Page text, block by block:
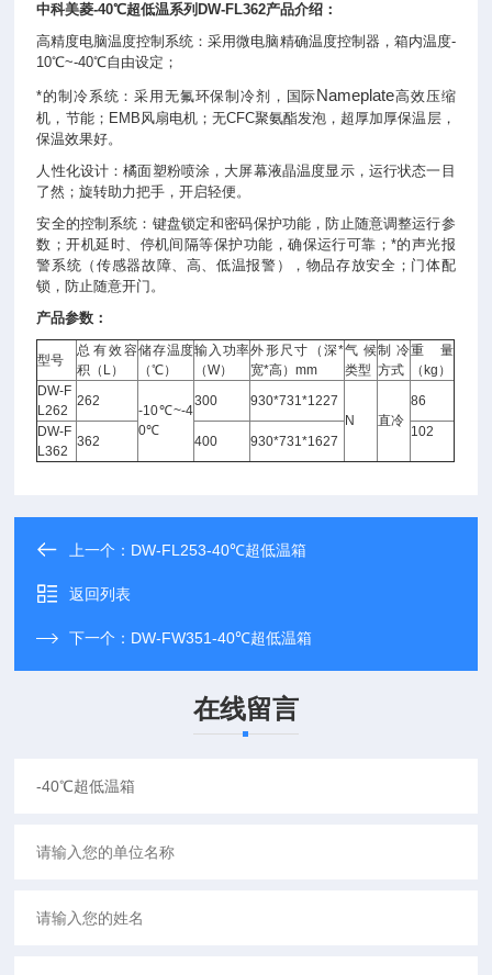
中科美菱-40℃超低温系列DW-FL362产品介绍：
高精度电脑温度控制系统：采用微电脑精确温度控制器，箱内温度-
10℃~-40℃自由设定；
*的制冷系统：采用无氟环保制冷剂，国际Nameplate高效压缩
机，节能；EMB风扇电机；无CFC聚氨酯发泡，超厚加厚保温层，
保温效果好。
人性化设计：橘面塑粉喷涂，大屏幕液晶温度显示，运行状态一目
了然；旋转助力把手，开启轻便。
安全的控制系统：键盘锁定和密码保护功能，防止随意调整运行参
数；开机延时、停机间隔等保护功能，确保运行可靠；*的声光报
警系统（传感器故障、高、低温报警），物品存放安全；门体配
锁，防止随意开门。
产品参数：
型号
总有效容
积（L）
储存温度
（℃）
输入功率
（W）
外形尺寸（深*
宽*高）mm
气候
类型
制冷
方式
重量
（kg）
DW-F
L262
262
-10℃~-4
0℃
300
930*731*1227
N
直冷
86
DW-F
L362
362 400 930*731*1627
102
上一个： DW-FL253-40℃超低温箱
返回列表
下一个： DW-FW351-40℃超低温箱
在线留言